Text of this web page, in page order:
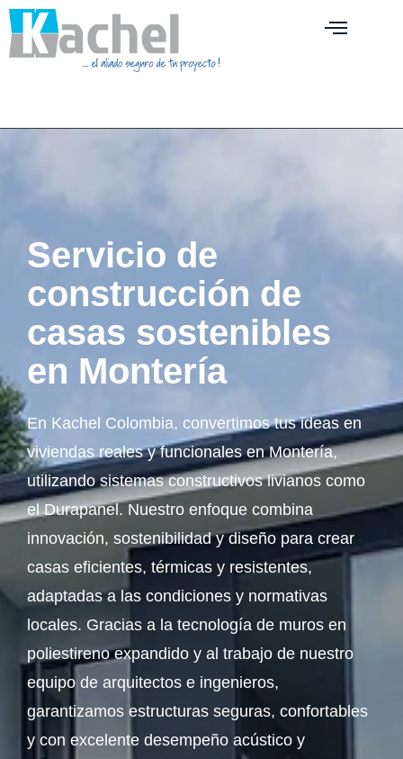
Servicio de
construcción de
casas sostenibles
en Montería
En Kachel Colombia, convertimos tus ideas en
viviendas reales y funcionales en Montería,
utilizando sistemas constructivos livianos como
el Durapanel. Nuestro enfoque combina
innovación, sostenibilidad y diseño para crear
casas eficientes, térmicas y resistentes,
adaptadas a las condiciones y normativas
locales. Gracias a la tecnología de muros en
poliestireno expandido y al trabajo de nuestro
equipo de arquitectos e ingenieros,
garantizamos estructuras seguras, confortables
y con excelente desempeño acústico y